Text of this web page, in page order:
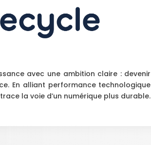
avec une ambition claire : devenir
En alliant performance technologique
la voie d’un numérique plus durable.